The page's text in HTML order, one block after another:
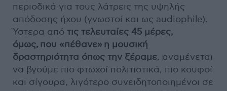
περιοδικά για τους λάτρεις της υψηλής
απόδοσης ήχου (γνωστοί και ως audiophile).
Ύστερα από τις τελευταίες 45 μέρες,
όμως, που «πέθανε» η μουσική
δραστηριότητα όπως την ξέραμε, αναμένεται
να βγούμε πιο φτωχοί πολιτιστικά, πιο κουφοί
και σίγουρα, λιγότερο συνειδητοποιημένοι σε